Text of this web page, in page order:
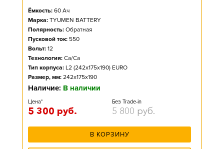
Ёмкость: 60 Ач
Марка: TYUMEN BATTERY
Полярность: Обратная
Пусковой ток: 550
Вольт: 12
Технология: Ca/Ca
Тип корпуса: L2 (242x175x190) EURO
Размер, мм: 242x175x190
Наличие: В наличии
Цена*
5 300 руб.
Без Trade-in
5 800 руб.
В КОРЗИНУ